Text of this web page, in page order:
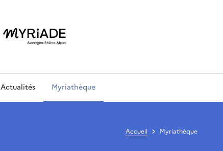
Actualités Myriathèque
Accueil Myriathèque